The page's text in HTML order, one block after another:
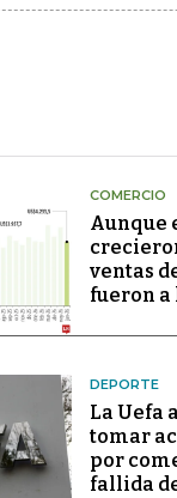
COMERCIO
Aunque
ventas
fueron a
DEPORTE
La Uefa
tomar
por
fallida